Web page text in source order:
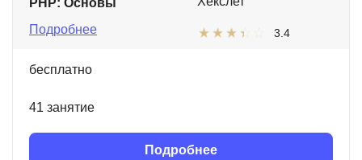
PHP: Основы
Подробнее
3.4
бесплатно
41 занятие
Подробнее